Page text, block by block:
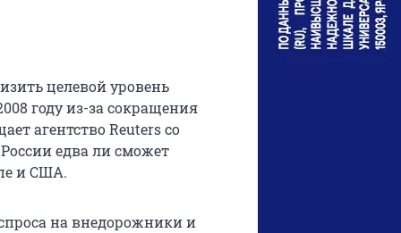
целевой уровень
году из-за сокращения
агентство Reuters со
едва ли сможет
и США.
на внедорожники и